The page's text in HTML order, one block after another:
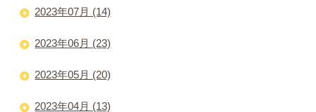
2023年07月 (14)
2023年06月 (23)
2023年05月 (20)
2023年04月 (13)